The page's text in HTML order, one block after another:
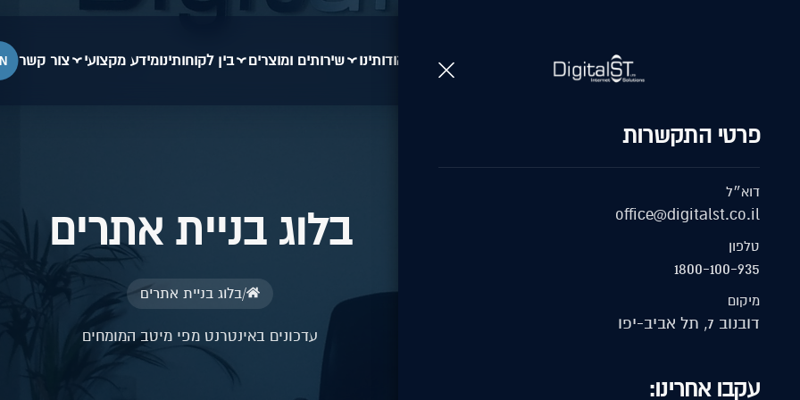
פרטי התקשרות
דוא״ל
office@digitalst.co.il
טלפון
1800-100-935
מיקום
דובנוב 7, תל אביב-יפו
עקבו אחרינו:
אודותינו שירותים ומוצרים בין לקוחותינומידע מקצועי צור קשר 1800-100-935
בלוג בניית אתרים
/בלוג בניית אתרים
עדכונים באינטרנט מפי מיטב המומחים